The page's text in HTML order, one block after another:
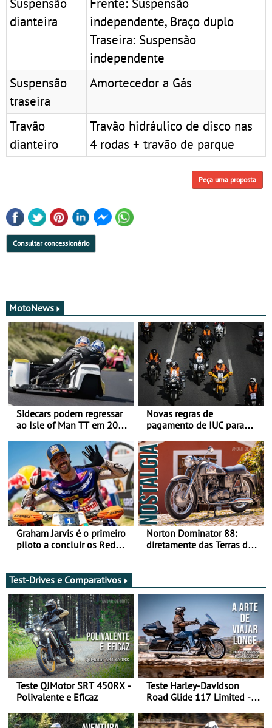
dianteira
independente, Braço duplo
Traseira: Suspensão
independente
Suspensão
traseira
Amortecedor a Gás
Travão
dianteiro
Travão hidráulico de disco nas
4 rodas + travão de parque
Peça uma proposta
Consultar concessionário
MotoNews
Sidecars podem regressar
ao Isle of Man TT em 2027
Novas regras de
pagamento de IUC para
transição em 2027
Graham Jarvis é o primeiro
piloto a concluir os Red
Norton Dominator 88:
diretamente das Terras de
Test-Drives e Comparativos
Teste QJMotor SRT 450RX -
Polivalente e Eficaz
Teste Harley-Davidson
Road Glide 117 Limited - A